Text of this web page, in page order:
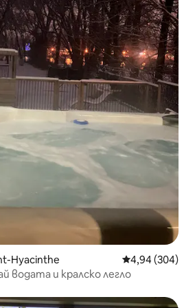
Hyacinthe Средна
4,94 (304)
водата и кралско легло